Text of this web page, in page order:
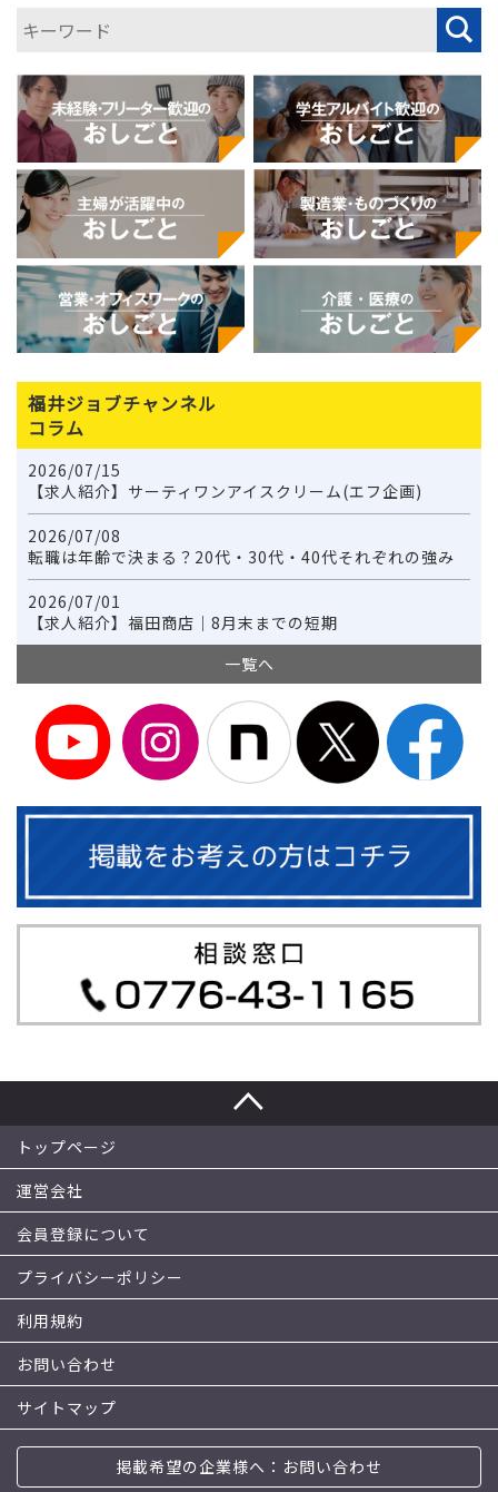
福井ジョブチャンネル
コラム
2026/07/15
【求人紹介】サーティワンアイスクリーム(エフ企画)
2026/07/08
転職は年齢で決まる？20代・30代・40代それぞれの強み
2026/07/01
【求人紹介】福田商店｜8月末までの短期
一覧へ
トップページ
運営会社
会員登録について
プライバシーポリシー
利用規約
お問い合わせ
サイトマップ
掲載希望の企業様へ：お問い合わせ